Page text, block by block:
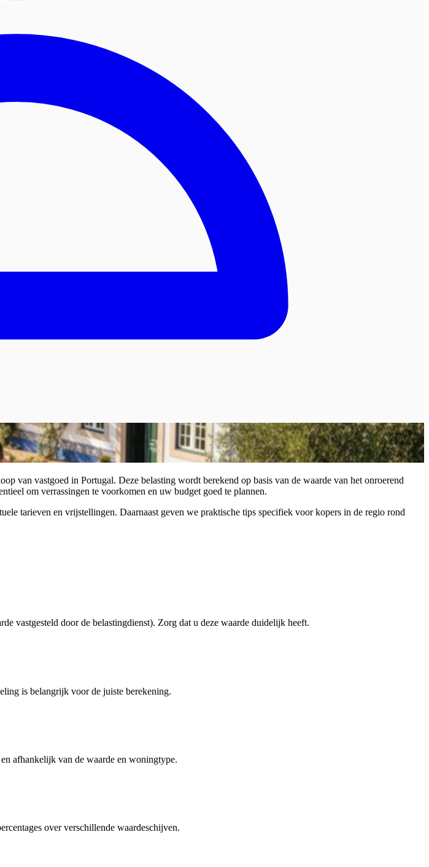
van vastgoed in Portugal. Deze belasting wordt berekend op basis van de waarde van het onroerend
om verrassingen te voorkomen en uw budget goed te plannen.
tarieven en vrijstellingen. Daarnaast geven we praktische tips specifiek voor kopers in de regio rond
vastgesteld door de belastingdienst). Zorg dat u deze waarde duidelijk heeft.
is belangrijk voor de juiste berekening.
afhankelijk van de waarde en woningtype.
over verschillende waardeschijven.